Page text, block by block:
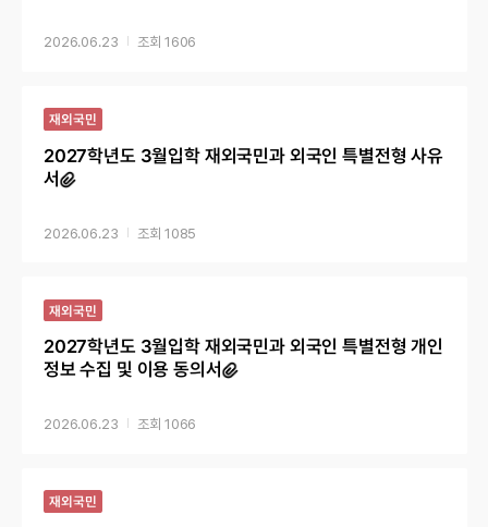
2026.06.23 1606
재외국민
2027학년도 3월입학 재외국민과 외국인 특별전형 사유
서
2026.06.23 1085
재외국민
2027학년도 3월입학 재외국민과 외국인 특별전형 개인
정보 수집 및 이용 동의서
2026.06.23 1066
재외국민